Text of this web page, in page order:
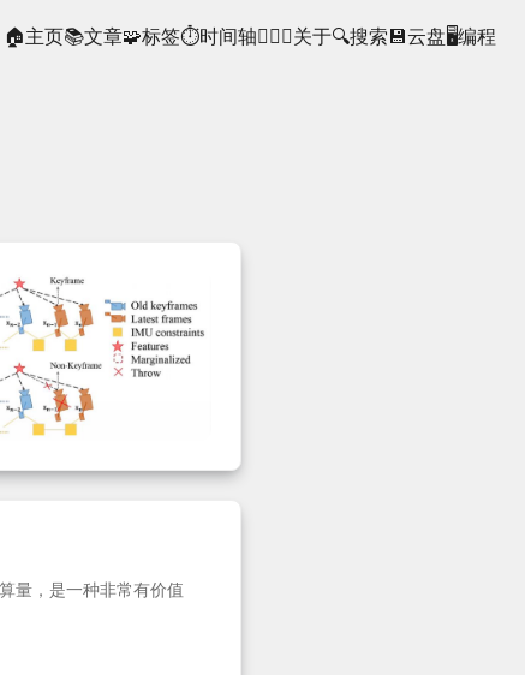
🏠主页📚文章🧩标签⏱时间轴🙋🏻‍♂️关于🔍搜索💾云盘🖥️编程
量，是一种非常有价值